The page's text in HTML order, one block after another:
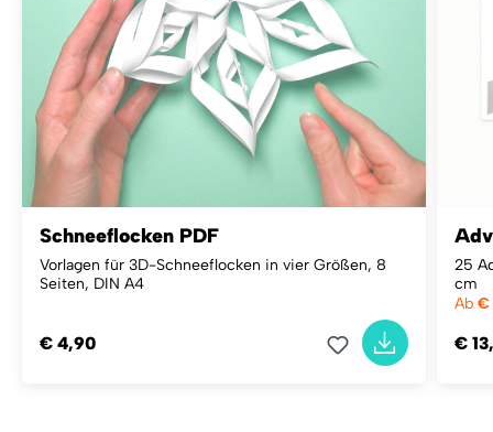
Schneeflocken PDF
Vorlagen für 3D-Schneeflocken in vier Größen, 8
Seiten, DIN A4
€ 4,90
25
cm
Ab €
€